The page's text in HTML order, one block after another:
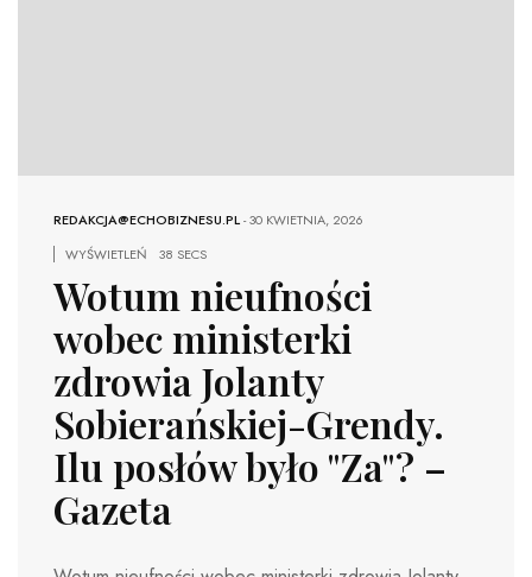
REDAKCJA@ECHOBIZNESU.PL-30 KWIETNIA, 2026
WYŚWIETLEŃ
38 SECS
Wotum nieufności
wobec ministerki
zdrowia Jolanty
Sobierańskiej-Grendy.
Ilu posłów było "Za"? –
Gazeta